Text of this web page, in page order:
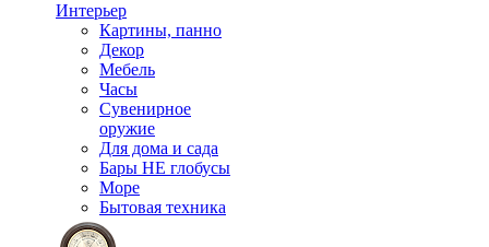
Интерьер
Картины, панно
Декор
Мебель
Часы
Сувенирное
оружие
Для дома и сада
Бары НЕ глобусы
Море
Бытовая техника